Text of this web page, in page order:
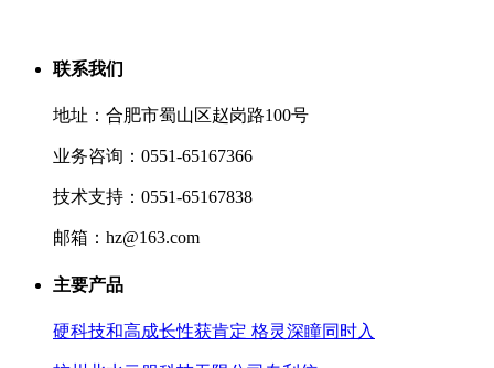
联系我们
地址：合肥市蜀山区赵岗路100号
业务咨询：0551-65167366
技术支持：0551-65167838
邮箱：hz@163.com
主要产品
硬科技和高成长性获肯定 格灵深瞳同时入